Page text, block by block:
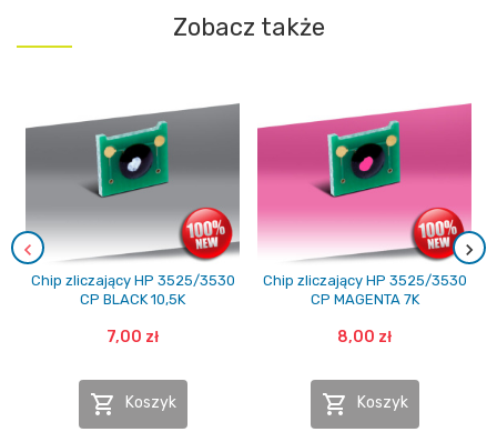
Zobacz także
Chip zliczający HP 3525/3530
CP BLACK 10,5K
7,00 zł
 Koszyk
Chip zliczający HP 3525/3530
CP MAGENTA 7K
8,00 zł
 Koszyk